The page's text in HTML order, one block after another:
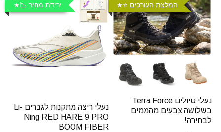
המלצת העורכים ⭐️
נעלי טיולים Terra Force
בשלושה צבעים מהממים
לבחירה!
ירידת מחיר 📉
נעלי ריצה מתקנות לגברים Li-
Ning RED HARE 9 PRO
BOOM FIBER